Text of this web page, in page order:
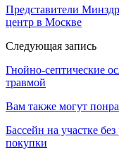
Представители
центр в Москве
Следующая запись
Гнойно-септические
травмой
Вам также могут
Бассейн на участке
покупки